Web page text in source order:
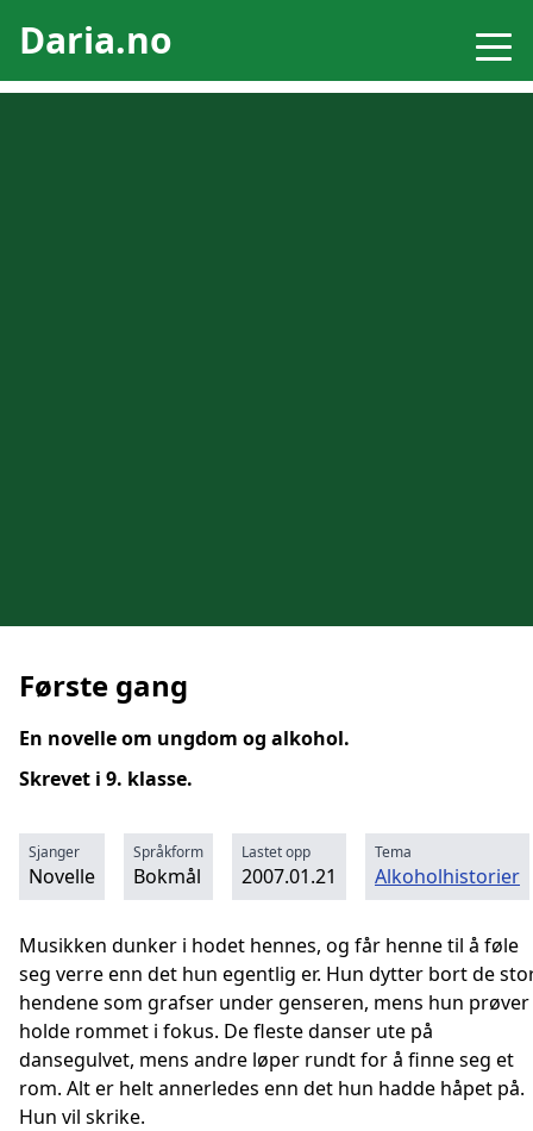
Daria.no
Første gang
En novelle om ungdom og alkohol.
Skrevet i 9. klasse.
Sjanger
Novelle
Språkform
Bokmål
Lastet opp
2007.01.21
Tema
Alkoholhistorier
Musikken dunker i hodet hennes, og får henne til å føle
seg verre enn det hun egentlig er. Hun dytter bort de
hendene som grafser under genseren, mens hun prøver
holde rommet i fokus. De fleste danser ute på
dansegulvet, mens andre løper rundt for å finne seg et
rom. Alt er helt annerledes enn det hun hadde håpet på.
Hun vil skrike.